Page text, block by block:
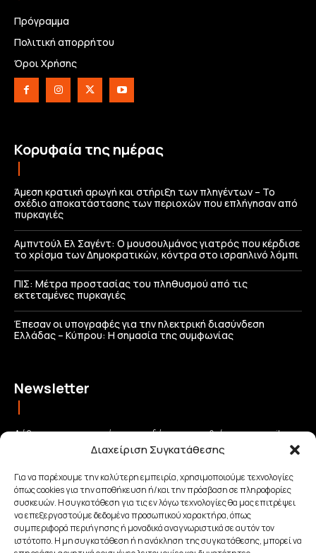
Διαχείριση Συγκατάθεσης
Για να παρέχουμε την καλύτερη εμπειρία, χρησιμοποιούμε τεχνολογίες
όπως cookies για την αποθήκευση ή/και την πρόσβαση σε πληροφορίες
συσκευών. Η συγκατάθεση για τις εν λόγω τεχνολογίες θα μας επιτρέψει
να επεξεργαστούμε δεδομένα προσωπικού χαρακτήρα, όπως
συμπεριφορά περιήγησης ή μοναδικά αναγνωριστικά σε αυτόν τον
ιστότοπο. Η μη συγκατάθεση ή η ανάκληση της συγκατάθεσης, μπορεί να
Πρόγραμμα
Πολιτική απορρήτου
Όροι Χρήσης
Κορυφαία της ημέρας
Άμεση κρατική αρωγή και στήριξη των πληγέντων – Το
σχέδιο αποκατάστασης των περιοχών που επλήγησαν από
πυρκαγιές
Αμπντούλ Ελ Σαγέντ: Ο μουσουλμάνος γιατρός που κέρδισε
το χρίσμα των Δημοκρατικών, κόντρα στο ισραηλινό λόμπι
ΠΙΣ: Μέτρα προστασίας του πληθυσμού από τις
εκτεταμένες πυρκαγιές
Έπεσαν οι υπογραφές για την ηλεκτρική διασύνδεση
Ελλάδας – Κύπρου: H σημασία της συμφωνίας
Newsletter
Λάβετε τις σημαντικότερες ειδήσεις απευθείας στο email σας
και μείνετε πάντα συνδεδεμένοι με την Κρήτη!
ΕΓΓΡΑΦΗ
Έχω διαβάσει και αποδέχομαι την Πολιτική απορρήτου.